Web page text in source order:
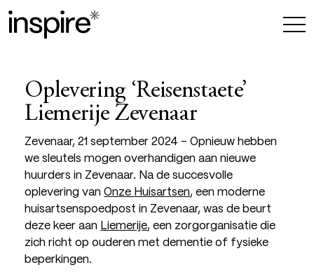
Oplevering ‘Reisenstaete’
Liemerije Zevenaar
Zevenaar, 21 september 2024 – Opnieuw hebben
we sleutels mogen overhandigen aan nieuwe
huurders in Zevenaar. Na de succesvolle
oplevering vanOnze Huisartsen, een moderne
huisartsenspoedpost in Zevenaar, was de beurt
deze keer aan Liemerije, een zorgorganisatie die
zich richt op ouderen met dementie of fysieke
beperkingen.